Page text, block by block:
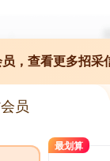
，查看更多招采
员
最划算